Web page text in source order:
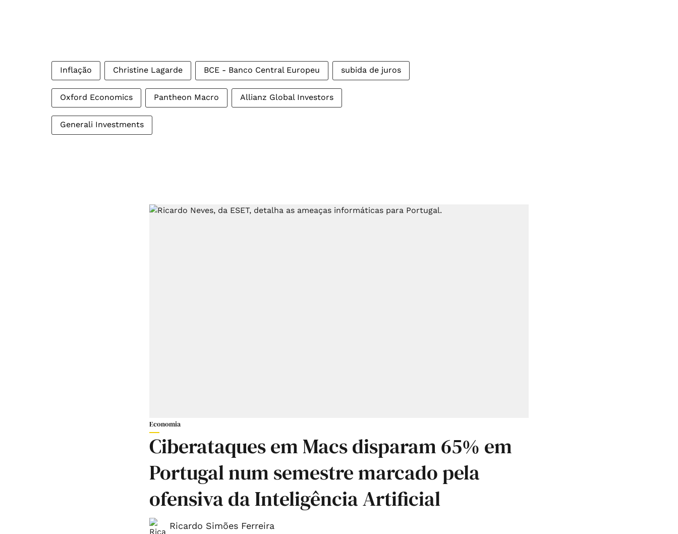
Inflação Christine Lagarde BCE - Banco Central Europeu subida de juros
Oxford Economics Pantheon Macro Allianz Global Investors
Generali Investments
Economia
Ciberataques em Macs disparam 65% em
Portugal num semestre marcado pela
ofensiva da Inteligência Artificial
Ricardo Simões Ferreira